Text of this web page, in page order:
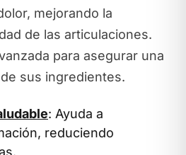
mejorando la
de las articulaciones.
para asegurar una
sus ingredientes.
: Ayuda a
reduciendo